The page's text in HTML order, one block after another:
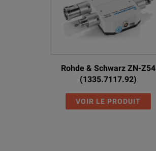
Rohde & Schwarz ZN-Z54
(1335.7117.92)
VOIR LE PRODUIT